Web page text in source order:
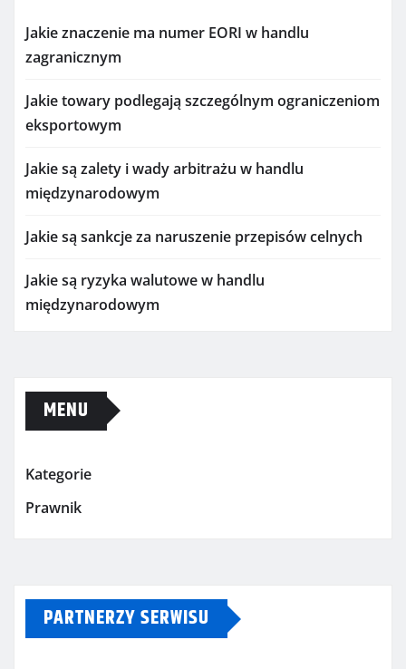
Jakie znaczenie ma numer EORI w handlu
zagranicznym
Jakie towary podlegają szczególnym ograniczeniom
eksportowym
Jakie są zalety i wady arbitrażu w handlu
międzynarodowym
Jakie są sankcje za naruszenie przepisów celnych
Jakie są ryzyka walutowe w handlu
międzynarodowym
MENU
Kategorie
Prawnik
PARTNERZY SERWISU